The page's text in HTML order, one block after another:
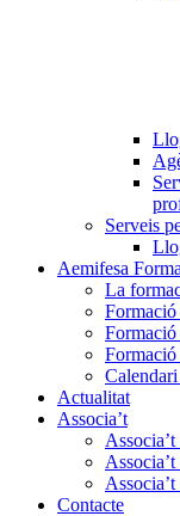
Serveis
Aemifesa
La
Formació
Actualitat
Associa’t
Contacte